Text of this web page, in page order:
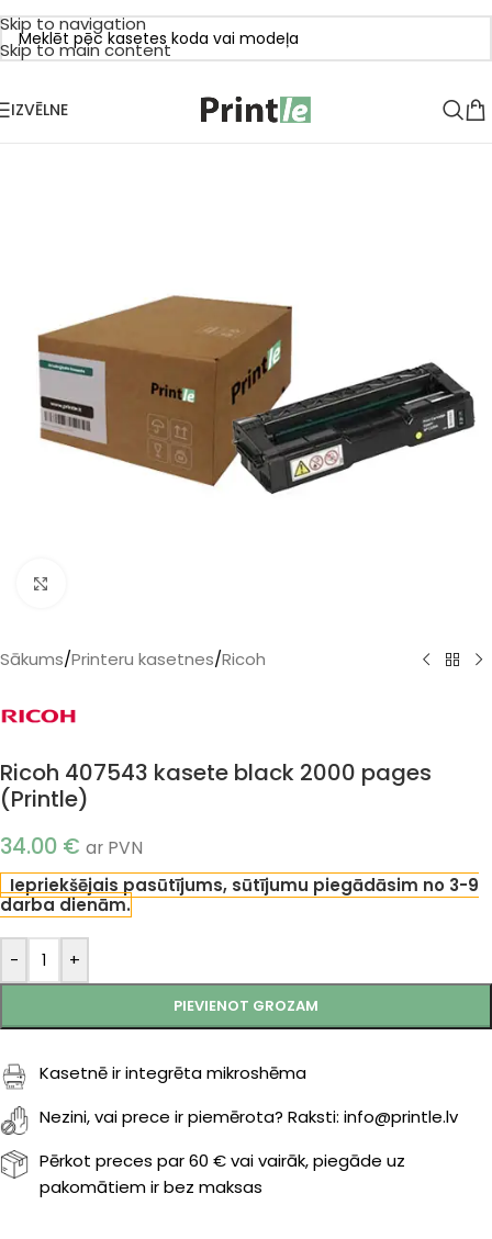
Skip to navigation
Skip to main content
IZVĒLNE
Sākums/Printeru kasetnes/Ricoh
Ricoh 407543 kasete black 2000 pages
(Printle)
34.00 € ar PVN
Iepriekšējais pasūtījums, sūtījumu piegādāsim no 3-9
darba dienām.
- +
PIEVIENOT GROZAM
Kasetnē ir integrēta mikroshēma
Nezini, vai prece ir piemērota? Raksti: info@printle.lv
Pērkot preces par 60 € vai vairāk, piegāde uz
pakomātiem ir bez maksas